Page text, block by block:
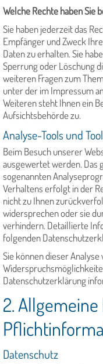
Welche Rechte haben Sie
Sie haben jederzeit das
Empfänger und Zweck
Daten zu erhalten. Sie
Sperrung oder Löschung
weiteren Fragen zum
unter der im Impressum
Weiteren steht Ihnen ein
Aufsichtsbehörde zu.
Analyse-Tools und
Beim Besuch unserer
ausgewertet werden. Das
sogenannten
Verhaltens erfolgt in der
nicht zu Ihnen
widersprechen oder sie
verhindern. Detaillierte
folgenden
Sie können dieser
Datenschutzerklärung
2.
Datenschutz